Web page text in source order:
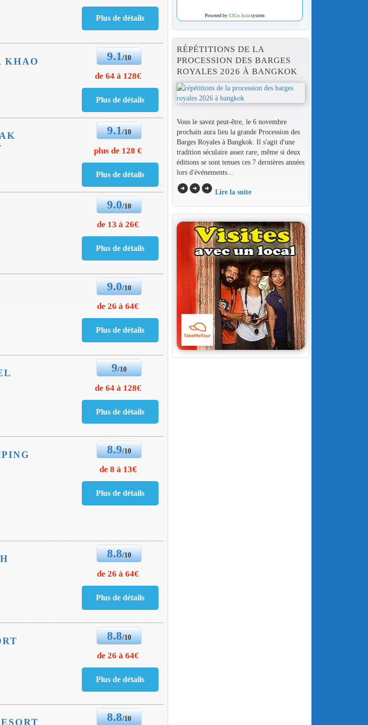
KHAO
9.1/10
de 64 à 128€
9.1/10
plus de 128 €
9.0/10
de 13 à 26€
9.0/10
de 26 à 64€
9/10
de 64 à 128€
8.9/10
de 8 à 13€
8.8/10
de 26 à 64€
8.8/10
de 26 à 64€
8.8/10
Powered by 12Go Asiasystem
RÉPÉTITIONS DE LA
PROCESSION DES BARGES
ROYALES 2026 À BANGKOK
Vous le savez peut-être, le 6 novembre
prochain aura lieu la grande Procession des
Barges Royales à Bangkok. Il s'agit d'une
tradition séculaire assez rare, même si deux
éditions se sont tenues ces 7 dernières années
lors d'événements...
arrow_circle_rightarrow_circle_rightarrow_circle_right Lire la suite